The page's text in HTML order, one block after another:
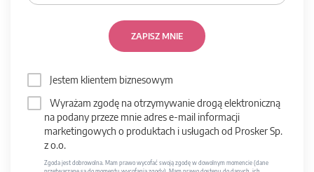
ZAPISZ MNIE
Jestem klientem biznesowym
Wyrażam zgodę na otrzymywanie drogą elektroniczną
na podany przeze mnie adres e-mail informacji
marketingowych o produktach i usługach od Prosker Sp.
z o.o.
Zgoda jest dobrowolna. Mam prawo wycofać swoją zgodę w dowolnym momencie (dane